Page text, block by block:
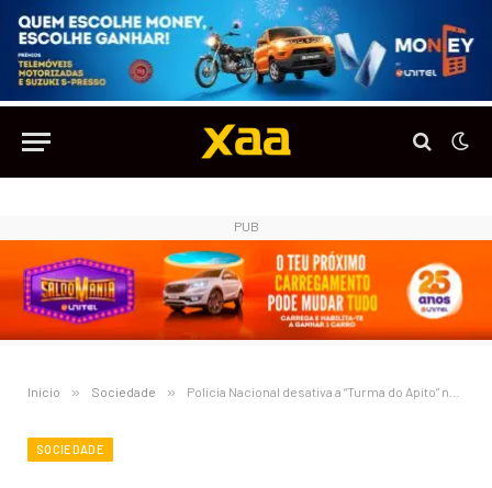
PUB
Início » Sociedade » Polícia Nacional desativa a “Turma do Apito” no Sambizanga por usurpação de funções
SOCIEDADE